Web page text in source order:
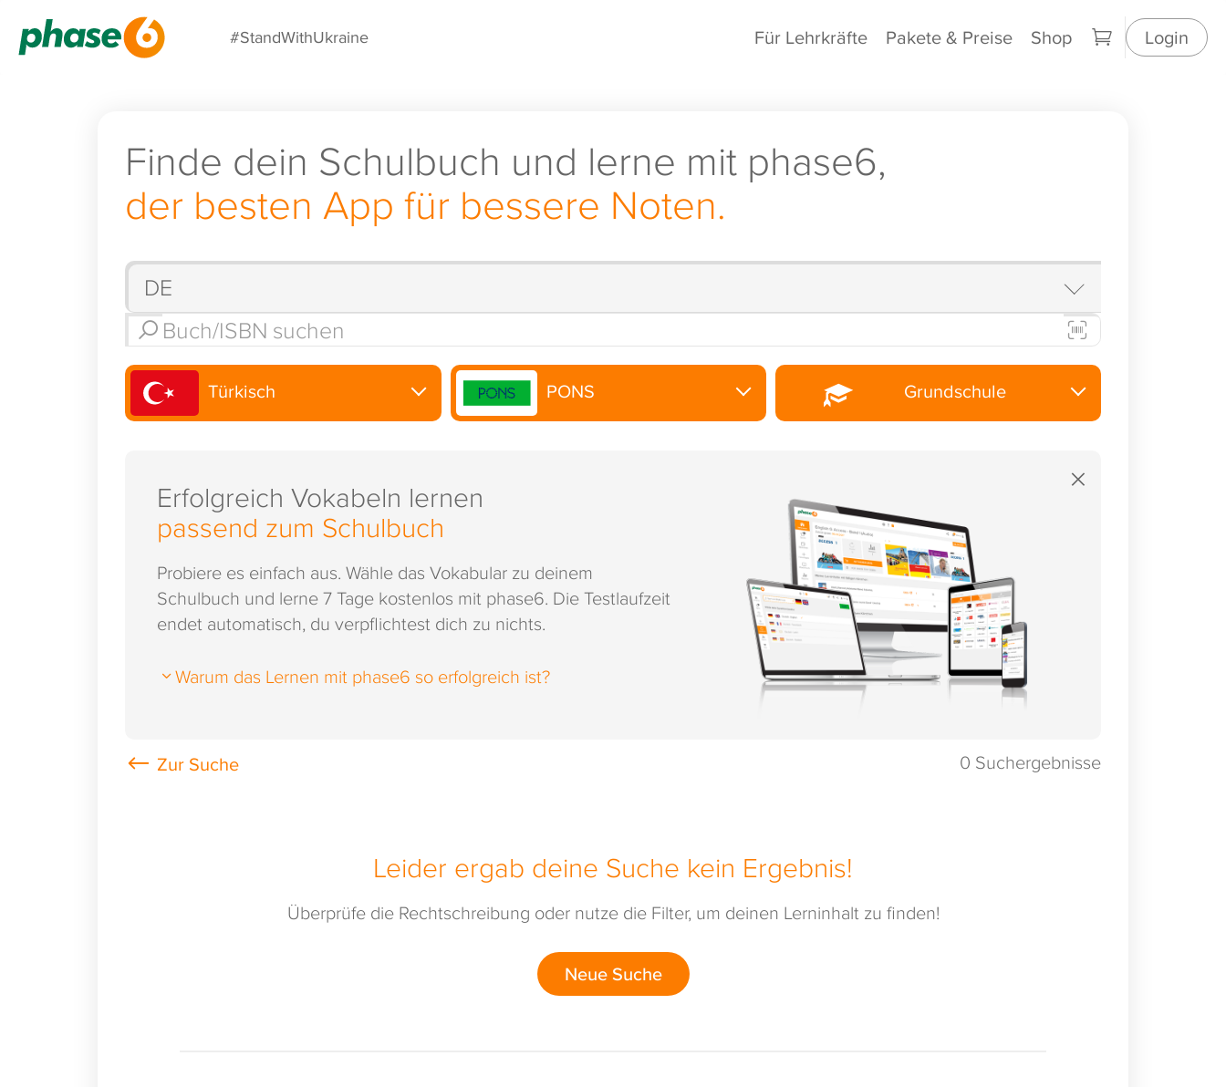
#StandWithUkraine Für Lehrkräfte Pakete & Preise Shop Login
Finde dein Schulbuch und lerne mit phase6,
der besten App für bessere Noten.
Türkisch PONS Grundschule
×
Erfolgreich Vokabeln lernen
passend zum Schulbuch
Probiere es einfach aus. Wähle das Vokabular zu deinem
Schulbuch und lerne 7 Tage kostenlos mit phase6. Die Testlaufzeit
endet automatisch, du verpflichtest dich zu nichts.
Warum das Lernen mit phase6 so erfolgreich ist?
0 Suchergebnisse
Leider ergab deine Suche kein Ergebnis!
Überprüfe die Rechtschreibung oder nutze die Filter, um deinen Lerninhalt zu finden!
Neue Suche